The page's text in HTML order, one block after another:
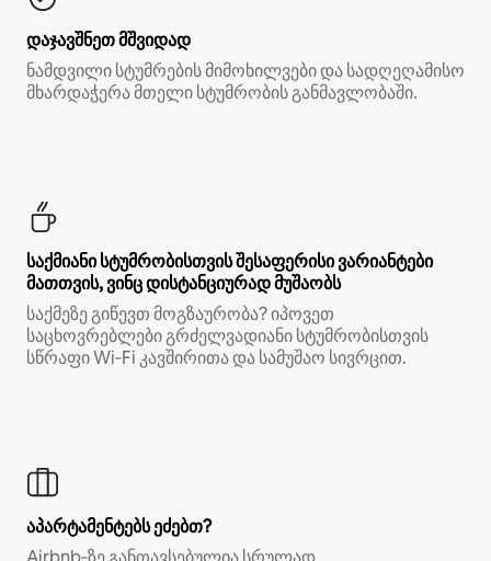
დაჯავშნეთ მშვიდად
ნამდვილი სტუმრების მიმოხილვები და სადღეღამისო
მხარდაჭერა მთელი სტუმრობის განმავლობაში.
საქმიანი სტუმრობისთვის შესაფერისი ვარიანტები
მათთვის, ვინც დისტანციურად მუშაობს
საქმეზე გიწევთ მოგზაურობა? იპოვეთ
საცხოვრებლები გრძელვადიანი სტუმრობისთვის
სწრაფი Wi‑Fi კავშირითა და სამუშაო სივრცით.
აპარტამენტებს ეძებთ?